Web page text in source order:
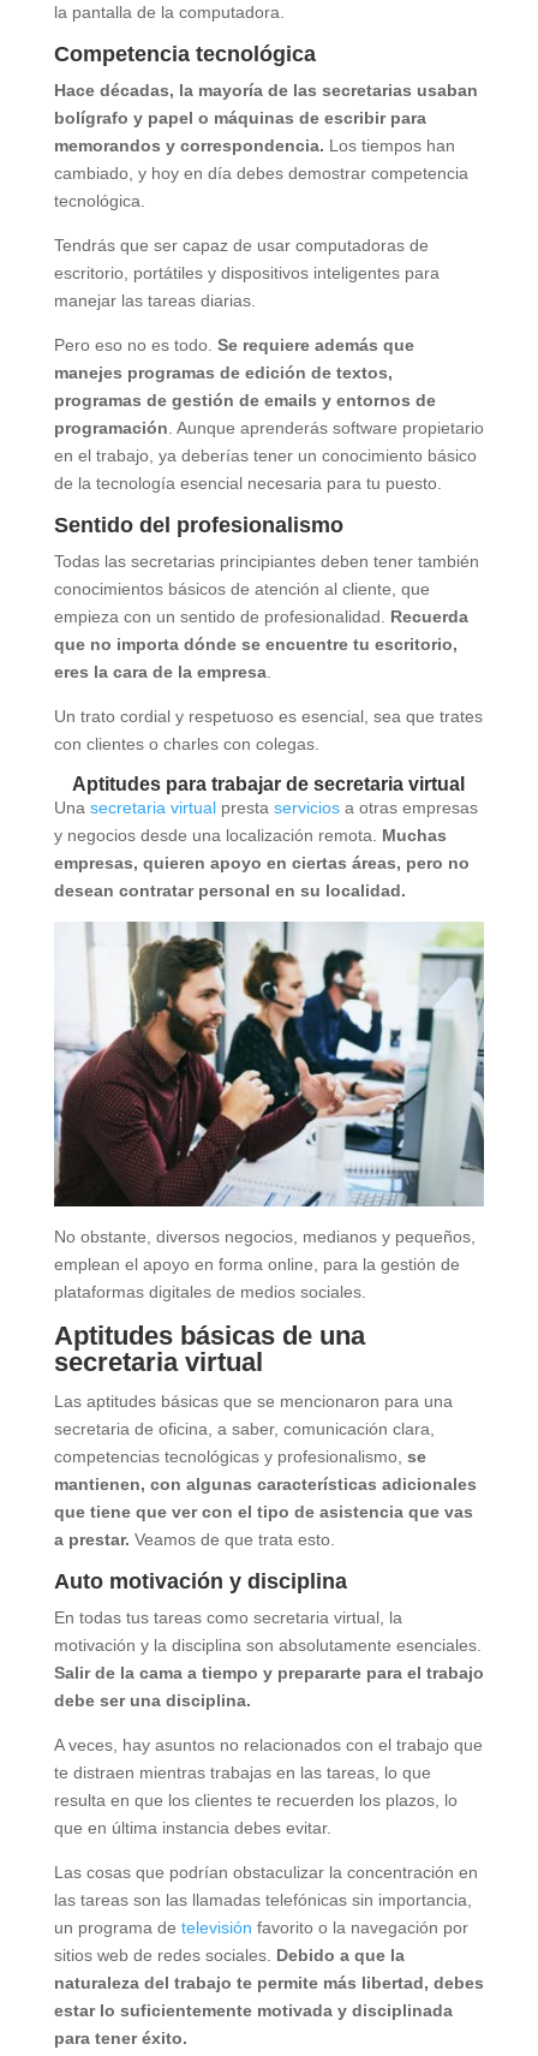
la pantalla de la computadora.
Competencia tecnológica
Hace décadas, la mayoría de las secretarias usaban
bolígrafo y papel o máquinas de escribir para
memorandos y correspondencia. Los tiempos han
cambiado, y hoy en día debes demostrar competencia
tecnológica.
Tendrás que ser capaz de usar computadoras de
escritorio, portátiles y dispositivos inteligentes para
manejar las tareas diarias.
Pero eso no es todo. Se requiere además que
manejes programas de edición de textos,
programas de gestión de emails y entornos de
programación . Aunque aprenderás software propietario
en el trabajo, ya deberías tener un conocimiento básico
de la tecnología esencial necesaria para tu puesto.
Sentido del profesionalismo
Todas las secretarias principiantes deben tener también
conocimientos básicos de atención al cliente, que
empieza con un sentido de profesionalidad. Recuerda
que no importa dónde se encuentre tu escritorio,
eres la cara de la empresa.
Un trato cordial y respetuoso es esencial, sea que trates
con clientes o charles con colegas.
Aptitudes para trabajar de secretaria virtual
Una secretaria virtualpresta serviciosa otras empresas
y negocios desde una localización remota. Muchas
empresas, quieren apoyo en ciertas áreas, pero no
desean contratar personal en su localidad.
No obstante, diversos negocios, medianos y pequeños,
emplean el apoyo en forma online, para la gestión de
plataformas digitales de medios sociales.
Aptitudes básicas de una
secretaria virtual
Las aptitudes básicas que se mencionaron para una
secretaria de oficina, a saber, comunicación clara,
competencias tecnológicas y profesionalismo, se
mantienen, con algunas características adicionales
que tiene que ver con el tipo de asistencia que vas
a prestar. Veamos de que trata esto.
Auto motivación y disciplina
En todas tus tareas como secretaria virtual, la
motivación y la disciplina son absolutamente esenciales.
Salir de la cama a tiempo y prepararte para el trabajo
debe ser una disciplina.
A veces, hay asuntos no relacionados con el trabajo que
te distraen mientras trabajas en las tareas, lo que
resulta en que los clientes te recuerden los plazos, lo
que en última instancia debes evitar.
Las cosas que podrían obstaculizar la concentración en
las tareas son las llamadas telefónicas sin importancia,
un programa de televisión favorito o la navegación por
sitios web de redes sociales. Debido a que la
naturaleza del trabajo te permite más libertad, debes
estar lo suficientemente motivada y disciplinada
para tener éxito.